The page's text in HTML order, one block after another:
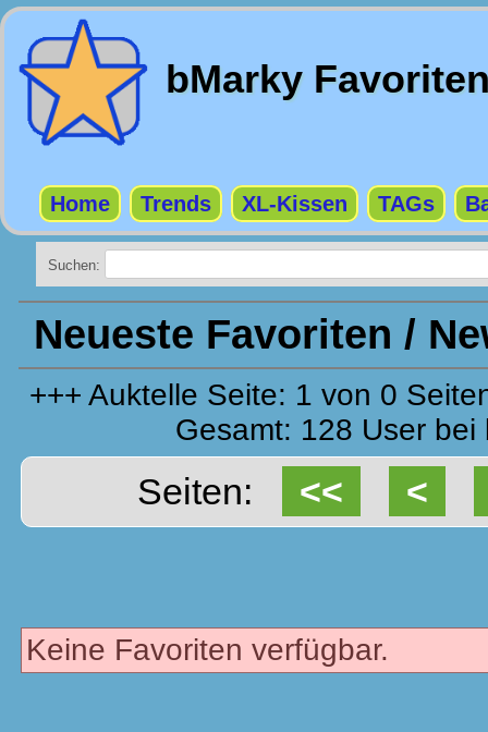
bMarky
Home Trends XL-Kissen TAGs
Suchen:
Neueste Favoriten /
+++ Auktelle Seite: 1 von 0
Gesamt: 128 User
Seiten: << <
Keine Favoriten verfügbar.